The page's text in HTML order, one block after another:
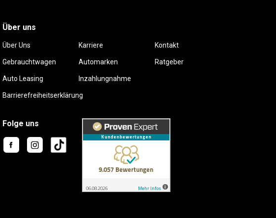
Über uns
Über Uns Karriere Kontakt
Gebrauchtwagen Automarken Ratgeber
Auto Leasing Inzahlungnahme
Barrierefreiheitserklärung
Folge uns